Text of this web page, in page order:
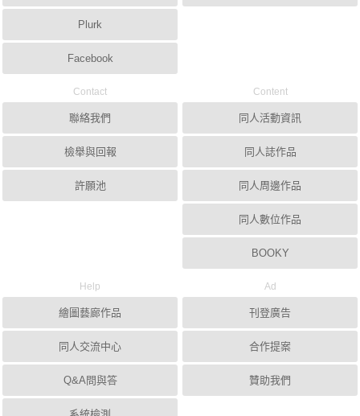
Plurk
Facebook
Contact
聯絡我們
檢舉與回報
許願池
Content
同人活動資訊
同人誌作品
同人周邊作品
同人數位作品
BOOKY
Help
繪圖藝廊作品
同人交流中心
Q&A問與答
Ad
刊登廣告
合作提案
贊助我們